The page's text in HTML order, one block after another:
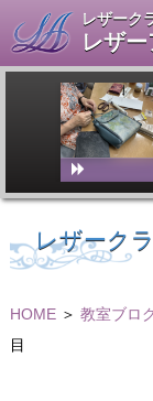
レザーク
レザ
レザーク
HOME＞ 教室ブロ
目